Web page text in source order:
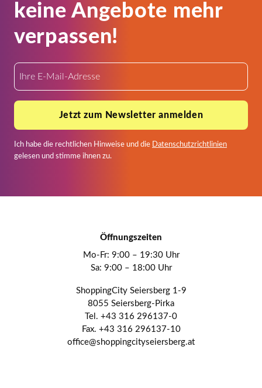
keine Angebote mehr
verpassen!
Jetzt zum Newsletter anmelden
Ich habe die rechtlichen Hinweise und die Datenschutzrichtlinien
gelesen und stimme ihnen zu.
Öffnungszeiten
Mo-Fr: 9:00 – 19:30 Uhr
Sa: 9:00 – 18:00 Uhr
ShoppingCity Seiersberg 1-9
8055 Seiersberg-Pirka
Tel. +43 316 296137-0
Fax. +43 316 296137-10
office@shoppingcityseiersberg.at